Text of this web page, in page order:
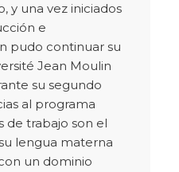
y una vez iniciados
e
pudo continuar su
Jean Moulin
su segundo
al programa
de trabajo son el
lengua materna
un dominio